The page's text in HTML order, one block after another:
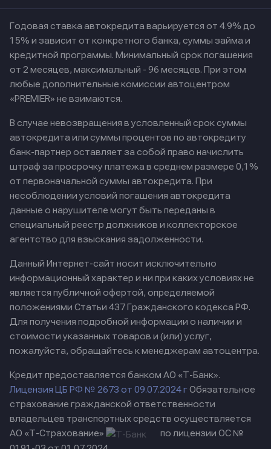
Годовая ставка автокредита варьируется от 4.9% до
15% и зависит от конкретного банка, суммы займа и
кредитной программы. Минимальный срок погашения
от 2 месяцев, максимальный - 96 месяцев. При этом
любые дополнительные комиссии автоцентром
«PREMIER» не взимаются.
В случае невозвращения в условленный срок суммы
автокредита или суммы процентов по автокредиту
банк-партнер оставляет за собой право начислить
штраф за просрочку платежа в среднем размере 0,1%
от первоначальной суммы автокредита. При
несоблюдении условий погашения автокредита
данные о нарушителе могут быть переданы в
специальный реестр должников и коллекторское
агентство для взыскания задолженности.
Данный Интернет-сайт носит исключительно
информационный характер и ни при каких условиях не
является публичной офертой, определяемой
положениями Статьи 437 Гражданского кодекса РФ.
Для получения подробной информации о наличии и
стоимости указанных товаров и (или) услуг,
пожалуйста, обращайтесь к менеджерам автоцентра.
Кредит предоставляется банком АО «Т-Банк».
Лицензия ЦБ РФ № 2673 от 09.07.2024 гОбязательное
страхование гражданской ответственности
владельцев транспортных средств осуществляется
АО «Т-Страхование»
по лицензии ОС №